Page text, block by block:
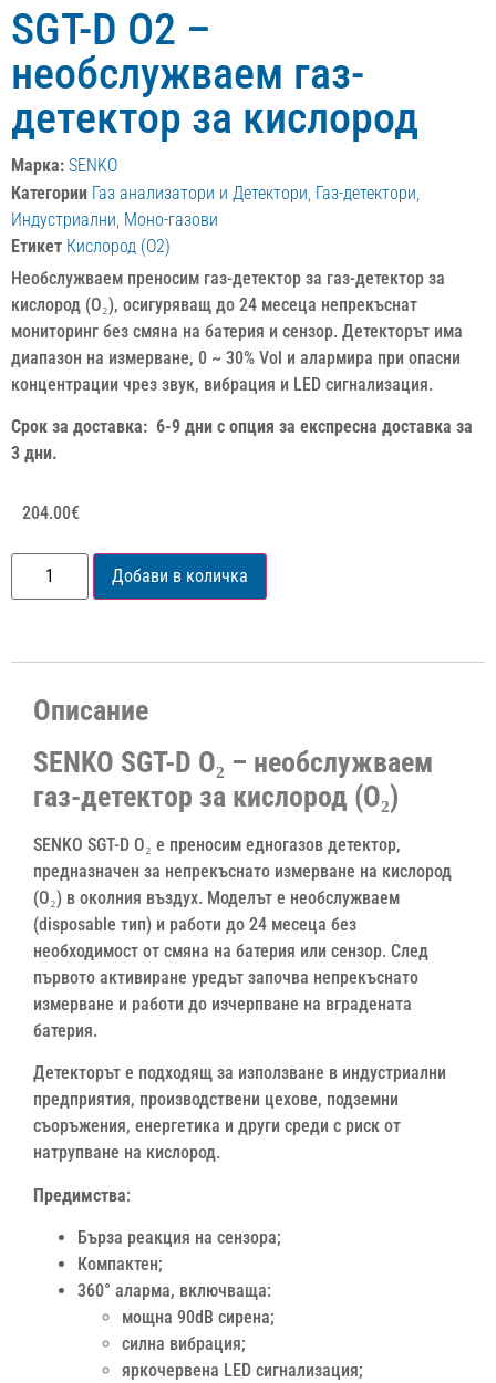
SGT-D O2 –
необслужваем газ-
детектор за кислород
Марка: SENKO
Категории Газ анализатори и Детектори, Газ-детектори,
Индустриални, Моно-газови
Етикет Кислород (O2)
Необслужваем преносим газ-детектор за газ-детектор за
кислород (O₂), осигуряващ до 24 месеца непрекъснат
мониторинг без смяна на батерия и сензор. Детекторът има
диапазон на измерване, 0 ~ 30% Vol и алармира при опасни
концентрации чрез звук, вибрация и LED сигнализация.
Срок за доставка: 6-9 дни с опция за експресна доставка за
3 дни.
204.00€
Добави в количка
Описание
SENKO SGT-D O₂ – необслужваем
газ-детектор за кислород (O₂)
SENKO SGT-D O₂ е преносим едногазов детектор,
предназначен за непрекъснато измерване на кислород
(O₂) в околния въздух. Моделът е необслужваем
(disposable тип) и работи до 24 месеца без
необходимост от смяна на батерия или сензор. След
първото активиране уредът започва непрекъснато
измерване и работи до изчерпване на вградената
батерия.
Детекторът е подходящ за използване в индустриални
предприятия, производствени цехове, подземни
съоръжения, енергетика и други среди с риск от
натрупване на кислород.
Предимства:
Бърза реакция на сензора;
Компактен;
360° аларма, включваща:
мощна 90dB сирена;
силна вибрация;
яркочервена LED сигнализация;